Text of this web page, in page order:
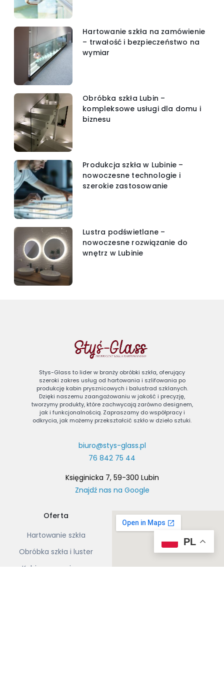
Hartowanie szkła na zamówienie
– trwałość i bezpieczeństwo na
wymiar
Obróbka szkła Lubin –
kompleksowe usługi dla domu i
biznesu
Produkcja szkła w Lubinie –
nowoczesne technologie i
szerokie zastosowanie
Lustra podświetlane –
nowoczesne rozwiązanie do
wnętrz w Lubinie
Stys-Glass to lider w branży obróbki szkła, oferujący
szeroki zakres usług od hartowania i szlifowania po
produkcję kabin prysznicowych i balustrad szklanych.
Dzięki naszemu zaangażowaniu w jakość i precyzję,
tworzymy produkty, które zachwycają zarówno designem,
jak i funkcjonalnością. Zapraszamy do współpracy i
odkrycia, jak możemy przekształcić szkło w dzieło sztuki.
biuro@stys-glass.pl
76 842 75 44
Księginicka 7, 59-300 Lubin
Znajdź nas na Google
Oferta
Hartowanie szkła
Obróbka szkła i luster
Kabiny prysznicowe
PL